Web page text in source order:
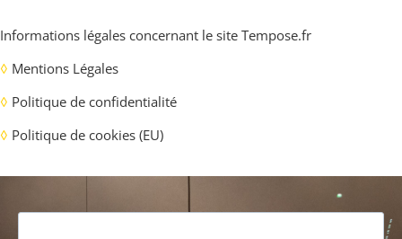
Informations légales concernant le site Tempose.fr
◊ Mentions Légales
◊ Politique de confidentialité
◊ Politique de cookies (EU)